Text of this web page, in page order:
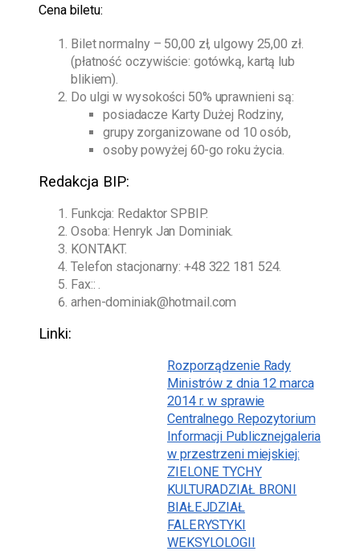
Cena biletu:
Bilet normalny – 50,00 zł, ulgowy 25,00 zł.
(płatność oczywiście: gotówką, kartą lub
blikiem).
Do ulgi w wysokości 50% uprawnieni są:
posiadacze Karty Dużej Rodziny,
grupy zorganizowane od 10 osób,
osoby powyżej 60-go roku życia.
Redakcja BIP:
Funkcja: Redaktor SPBIP.
Osoba: Henryk Jan Dominiak
KONTAKT.
Telefon stacjonarny: +48 322 181 524.
Fax:: .
arhen-dominiak@hotmail.com
Linki:
Rozporządzenie Rady
Ministrów z dnia 12 marca
2014 r. w sprawie
Centralnego Repozytorium
Informacji Publicznejgaleria
w przestrzeni miejskiej:
ZIELONE TYCHY
KULTURADZIAŁ BRONI
BIAŁEJDZIAŁ
FALERYSTYKI
WEKSYLOLOGII